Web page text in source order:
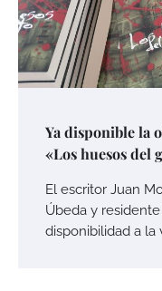
Ya disponible la
«Los huesos del
El escritor Juan
Úbeda y
disponibilidad a la